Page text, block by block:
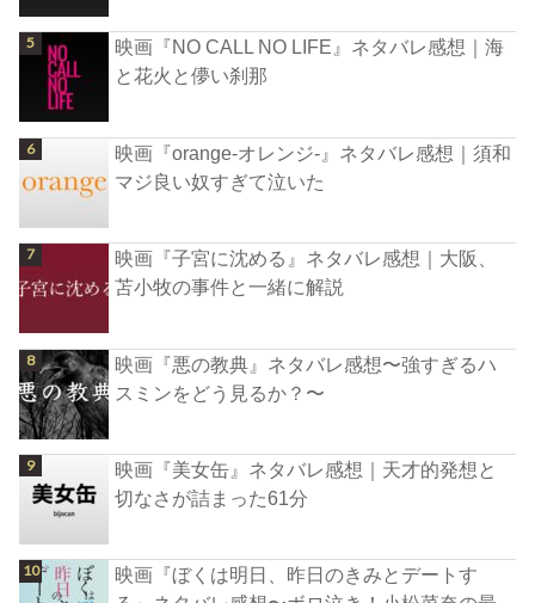
映画『NO CALL NO LIFE』ネタバレ感想｜海
と花火と儚い刹那
映画『orange-オレンジ-』ネタバレ感想｜須和
マジ良い奴すぎて泣いた
映画『子宮に沈める』ネタバレ感想｜大阪、
苫小牧の事件と一緒に解説
映画『悪の教典』ネタバレ感想〜強すぎるハ
スミンをどう見るか？〜
映画『美女缶』ネタバレ感想｜天才的発想と
切なさが詰まった61分
映画『ぼくは明日、昨日のきみとデートす